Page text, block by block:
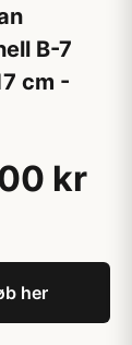
B-7
cm -
kr
her